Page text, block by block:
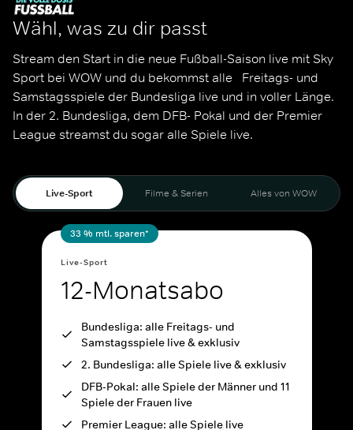
Wähl, was zu dir passt
Stream den Start in die neue Fußball-Saison live mit Sky
Sport bei WOW und du bekommst alle   Freitags- und
Samstagsspiele der Bundesliga live und in voller Länge.
In der 2. Bundesliga, dem DFB- Pokal und der Premier
League streamst du sogar alle Spiele live.
Live-Sport Filme & Serien Alles von WOW
33 % mtl. sparen*
Live-Sport
12-Monatsabo
Bundesliga: alle Freitags- und
Samstagsspiele live & exklusiv
2. Bundesliga: alle Spiele live & exklusiv
DFB-Pokal: alle Spiele der Männer und 11
Spiele der Frauen live
Premier League: alle Spiele live